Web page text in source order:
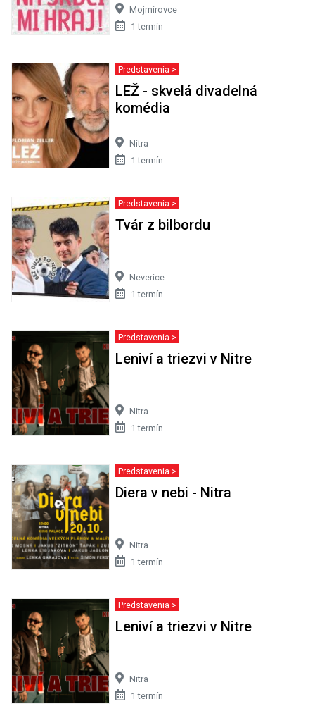
Mojmírovce
1 termín
Predstavenia >
LEŽ - skvelá divadelná
komédia
Nitra
1 termín
Predstavenia >
Tvár z bilbordu
Neverice
1 termín
Predstavenia >
Leniví a triezvi v Nitre
Nitra
1 termín
Predstavenia >
Diera v nebi - Nitra
Nitra
1 termín
Predstavenia >
Leniví a triezvi v Nitre
Nitra
1 termín